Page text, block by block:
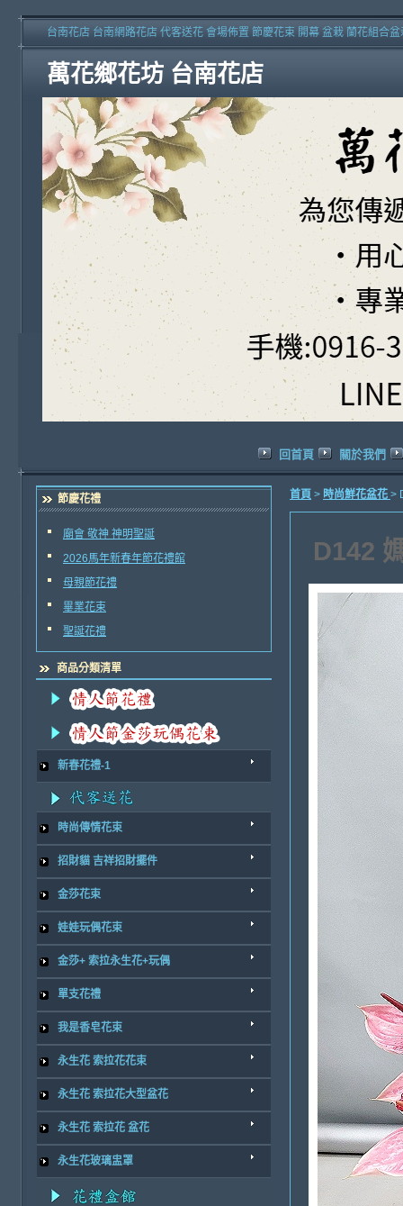
萬花鄉花坊 台南花店
台南花店 台南網路花店 代客送花 會場佈置 節慶花束 開幕 盆栽 蘭花組合
回首頁 關於我們
節慶花禮
廟會 敬神 神明聖誕
2026馬年新春年節花禮館
母親節花禮
畢業花束
聖誕花禮
商品分類清單
新春花禮-1
時尚傳情花束
招財貓 吉祥招財擺件
金莎花束
娃娃玩偶花束
金莎+ 索拉永生花+玩偶
單支花禮
我是香皂花束
永生花 索拉花花束
永生花 索拉花大型盆花
永生花 索拉花 盆花
永生花玻璃盅罩
首頁 > 時尚鮮花盆花 >
D142